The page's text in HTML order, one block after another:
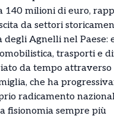
140 milioni di euro,
da settori
degli Agnelli nel Paese:
trasporti e
da tempo attraverso
che ha
radicamento
fisionomia sempre più